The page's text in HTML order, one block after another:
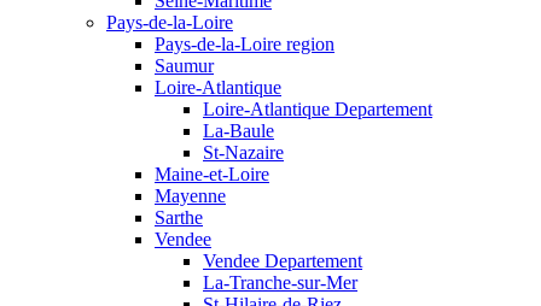
Pays-de-la-Loire
Pays-de-la-Loire region
Saumur
Loire-Atlantique
Loire-Atlantique Departement
La-Baule
St-Nazaire
Maine-et-Loire
Mayenne
Sarthe
Vendee
Vendee Departement
La-Tranche-sur-Mer